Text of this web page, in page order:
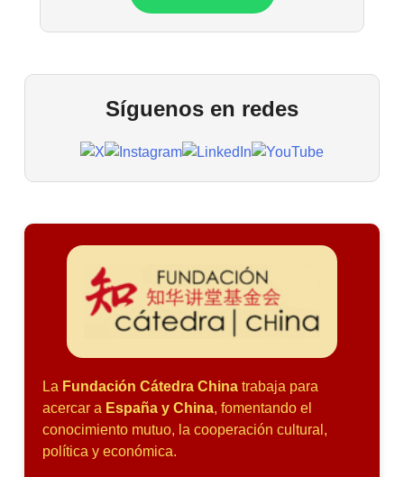
Síguenos en redes
La Fundación Cátedra China trabaja para
acercar a España y China, fomentando el
conocimiento mutuo, la cooperación cultural,
política y económica.